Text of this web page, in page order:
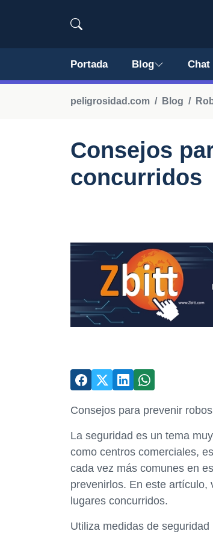
Portada Blog Chat
peligrosidad.com Blog
Consejos
concurridos
Consejos para prevenir
La seguridad es un tema
como centros comerciales,
cada vez más comunes en
prevenirlos. En este artículo,
lugares concurridos.
Utiliza medidas de seguridad